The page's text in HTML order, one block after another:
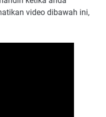
video dibawah ini,